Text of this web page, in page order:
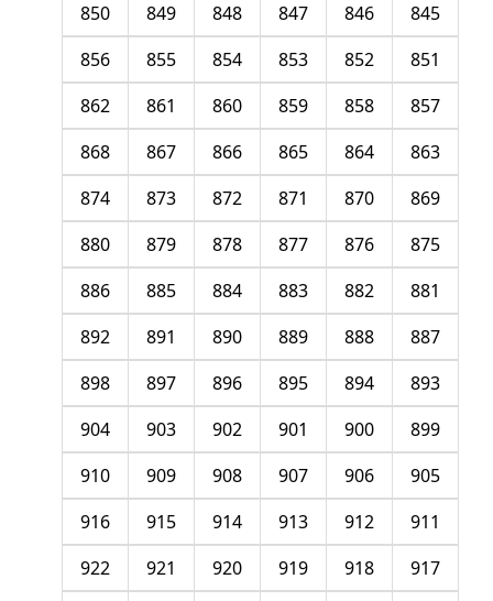
845
846
847
848
849
850
851
852
853
854
855
856
857
858
859
860
861
862
863
864
865
866
867
868
869
870
871
872
873
874
875
876
877
878
879
880
881
882
883
884
885
886
887
888
889
890
891
892
893
894
895
896
897
898
899
900
901
902
903
904
905
906
907
908
909
910
911
912
913
914
915
916
917
918
919
920
921
922